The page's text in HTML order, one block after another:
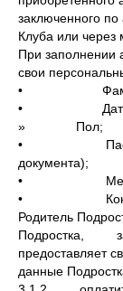
заключенного по
Клуба или через
При заполнении
свои
• Фамилия,
• Дата
» Пол;
•
документа);
• Место
•
Родитель
Подростка,
предоставляет
данные